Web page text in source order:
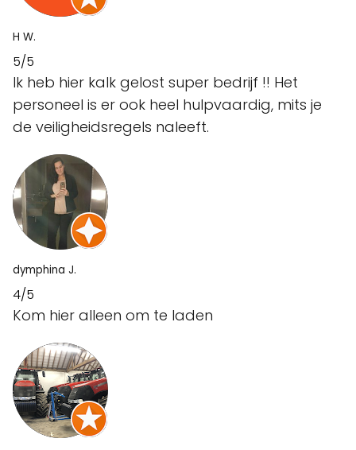
H W.
5/5
Ik heb hier kalk gelost super bedrijf !! Het
personeel is er ook heel hulpvaardig, mits je
de veiligheidsregels naleeft.
dymphina J.
4/5
Kom hier alleen om te laden